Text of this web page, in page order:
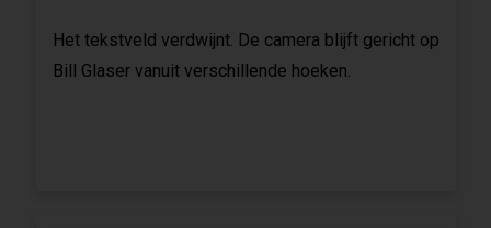
Het tekstveld verdwijnt. De camera blijft gericht op
Bill Glaser vanuit verschillende hoeken.